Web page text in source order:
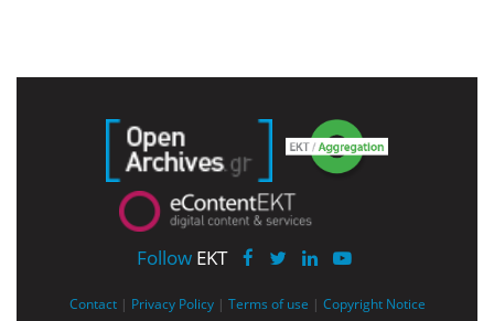
Follow EKT
Contact | Privacy Policy | Terms of use | Copyright Notice